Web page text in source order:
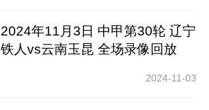
2024年11月3日 中甲第30轮 辽宁
铁人vs云南玉昆 全场录像回放
2024-11-03